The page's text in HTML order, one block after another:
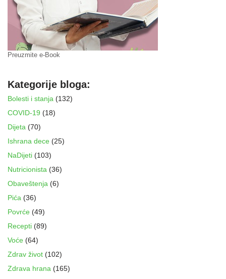
Preuzmite e-Book
Kategorije bloga:
Bolesti i stanja (132)
COVID-19 (18)
Dijeta (70)
Ishrana dece (25)
NaDijeti (103)
Nutricionista (36)
Obaveštenja (6)
Pića (36)
Povrće (49)
Recepti (89)
Voće (64)
Zdrav život (102)
Zdrava hrana (165)